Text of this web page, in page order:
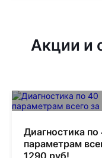
Акции и
Диагностика по
параметрам
1290 руб!